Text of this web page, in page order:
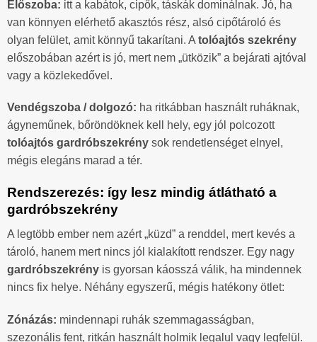
Előszoba: itt a kabátok, cipők, táskák dominálnak. Jó, ha
van könnyen elérhető akasztós rész, alsó cipőtároló és
olyan felület, amit könnyű takarítani. A tolóajtós szekrény
előszobában azért is jó, mert nem „ütközik” a bejárati ajtóval
vagy a közlekedővel.
Vendégszoba / dolgozó: ha ritkábban használt ruháknak,
ágyneműnek, bőröndöknek kell hely, egy jól polcozott
tolóajtós gardróbszekrény sok rendetlenséget elnyel,
mégis elegáns marad a tér.
Rendszerezés: így lesz mindig átlátható a
gardróbszekrény
A legtöbb ember nem azért „küzd” a renddel, mert kevés a
tároló, hanem mert nincs jól kialakított rendszer. Egy nagy
gardróbszekrény is gyorsan káosszá válik, ha mindennek
nincs fix helye. Néhány egyszerű, mégis hatékony ötlet:
Zónázás: mindennapi ruhák szemmagasságban,
szezonális fent, ritkán használt holmik legalul vagy legfelül.